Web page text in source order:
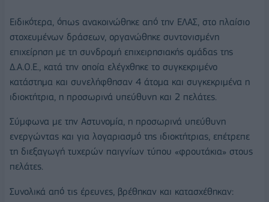
Ειδικότερα, όπως ανακοινώθηκε από την ΕΛΑΣ, στο πλαίσιο
στοχευμένων δράσεων, οργανώθηκε συντονισμένη
επιχείρηση με τη συνδρομή επιχειρησιακής ομάδας της
Δ.Α.Ο.Ε., κατά την οποία ελέγχθηκε το συγκεκριμένο
κατάστημα και συνελήφθησαν 4 άτομα και συγκεκριμένα η
ιδιοκτήτρια, η προσωρινά υπεύθυνη και 2 πελάτες.
Σύμφωνα με την Αστυνομία, η προσωρινά υπεύθυνη
ενεργώντας και για λογαριασμό της ιδιοκτήτριας, επέτρεπε
τη διεξαγωγή τυχερών παιγνίων τύπου «φρουτάκια» στους
πελάτες.
Συνολικά από τις έρευνες, βρέθηκαν και κατασχέθηκαν: